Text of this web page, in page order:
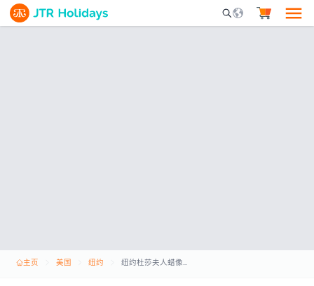
Mobile Search
主页 美国 纽约 纽约杜莎夫人蜡像馆门票